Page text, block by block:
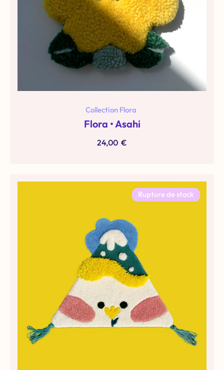
Collection Flora
Flora • Asahi
24,00€
Rupture de stock